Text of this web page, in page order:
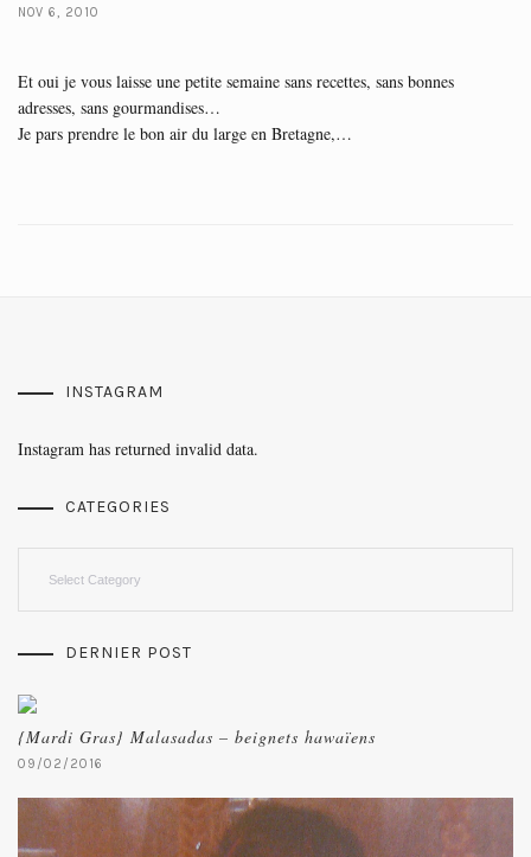
NOV 6, 2010
Et oui je vous laisse une petite semaine sans recettes, sans bonnes
adresses, sans gourmandises…
Je pars prendre le bon air du large en Bretagne,…
INSTAGRAM
Instagram has returned invalid data.
CATEGORIES
DERNIER POST
{Mardi Gras} Malasadas – beignets hawaïens
09/02/2016